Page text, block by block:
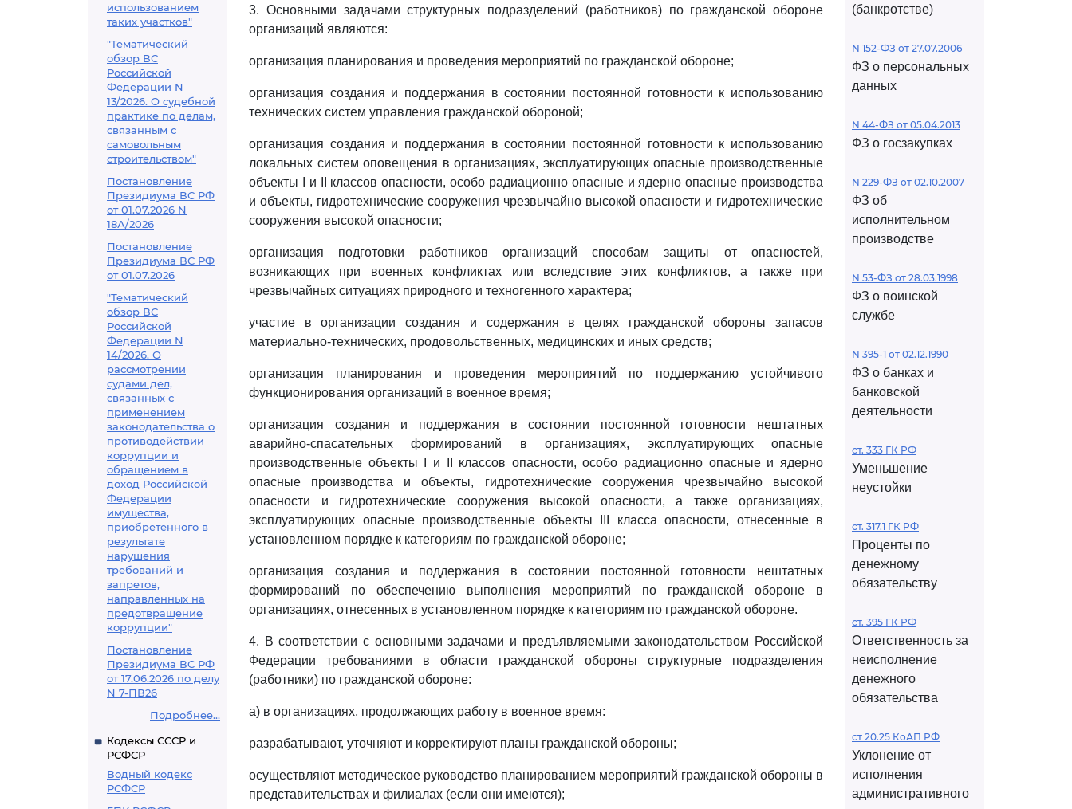
использованием
таких участков"
"Тематический
обзор ВС
Российской
Федерации N
13/2026. О судебной
практике по делам,
связанным с
самовольным
строительством"
Постановление
Президиума ВС РФ
от 01.07.2026 N
18А/2026
Постановление
Президиума ВС РФ
от 01.07.2026
"Тематический
обзор ВС
Российской
Федерации N
14/2026. О
рассмотрении
судами дел,
связанных с
применением
законодательства о
противодействии
коррупции и
обращением в
доход Российской
Федерации
имущества,
приобретенного в
результате
нарушения
требований и
запретов,
направленных на
предотвращение
коррупции"
Постановление
Президиума ВС РФ
от 17.06.2026 по делу
N 7-ПВ26
Подробнее...
Кодексы СССР и
РСФСР
Водный кодекс
РСФСР
3. Основными задачами структурных подразделений (работников) по гражданской обороне
организаций являются:
организация планирования и проведения мероприятий по гражданской обороне;
организация создания и поддержания в состоянии постоянной готовности к использованию
технических систем управления гражданской обороной;
организация создания и поддержания в состоянии постоянной готовности к использованию
локальных систем оповещения в организациях, эксплуатирующих опасные производственные
объекты I и II классов опасности, особо радиационно опасные и ядерно опасные производства
и объекты, гидротехнические сооружения чрезвычайно высокой опасности и гидротехнические
сооружения высокой опасности;
организация подготовки работников организаций способам защиты от опасностей,
возникающих при военных конфликтах или вследствие этих конфликтов, а также при
чрезвычайных ситуациях природного и техногенного характера;
участие в организации создания и содержания в целях гражданской обороны запасов
материально-технических, продовольственных, медицинских и иных средств;
организация планирования и проведения мероприятий по поддержанию устойчивого
функционирования организаций в военное время;
организация создания и поддержания в состоянии постоянной готовности нештатных
аварийно-спасательных формирований в организациях, эксплуатирующих опасные
производственные объекты I и II классов опасности, особо радиационно опасные и ядерно
опасные производства и объекты, гидротехнические сооружения чрезвычайно высокой
опасности и гидротехнические сооружения высокой опасности, а также организациях,
эксплуатирующих опасные производственные объекты III класса опасности, отнесенные в
установленном порядке к категориям по гражданской обороне;
организация создания и поддержания в состоянии постоянной готовности нештатных
формирований по обеспечению выполнения мероприятий по гражданской обороне в
организациях, отнесенных в установленном порядке к категориям по гражданской обороне.
4. В соответствии с основными задачами и предъявляемыми законодательством Российской
Федерации требованиями в области гражданской обороны структурные подразделения
(работники) по гражданской обороне:
а) в организациях, продолжающих работу в военное время:
разрабатывают, уточняют и корректируют планы гражданской обороны;
осуществляют методическое руководство планированием мероприятий гражданской обороны в
представительствах и филиалах (если они имеются);
(банкротстве)
N 152-ФЗ от 27.07.2006
ФЗ о персональных
данных
N 44-ФЗ от 05.04.2013
ФЗ о госзакупках
N 229-ФЗ от 02.10.2007
ФЗ об
исполнительном
производстве
N 53-ФЗ от 28.03.1998
ФЗ о воинской
службе
N 395-1 от 02.12.1990
ФЗ о банках и
банковской
деятельности
ст. 333 ГК РФ
Уменьшение
неустойки
ст. 317.1 ГК РФ
Проценты по
денежному
обязательству
ст. 395 ГК РФ
Ответственность за
неисполнение
денежного
обязательства
ст 20.25 КоАП РФ
Уклонение от
исполнения
административного